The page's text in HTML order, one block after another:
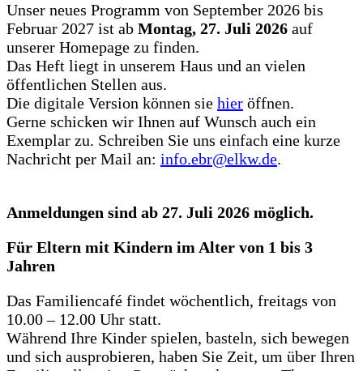
Unser neues Programm von September 2026 bis
Februar 2027 ist ab Montag, 27. Juli 2026 auf
unserer Homepage zu finden.
Das Heft liegt in unserem Haus und an vielen
öffentlichen Stellen aus.
Die digitale Version können sie hier öffnen.
Gerne schicken wir Ihnen auf Wunsch auch ein
Exemplar zu. Schreiben Sie uns einfach eine kurze
Nachricht per Mail an: info.ebr@elkw.de.
Anmeldungen sind ab 27. Juli 2026 möglich.
Für Eltern mit Kindern im Alter von 1 bis 3
Jahren
Das Familiencafé findet wöchentlich, freitags von
10.00 – 12.00 Uhr statt.
Während Ihre Kinder spielen, basteln, sich bewegen
und sich ausprobieren, haben Sie Zeit, um über Ihren